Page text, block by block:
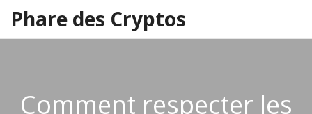
Phare des Cryptos
Comment respecter les